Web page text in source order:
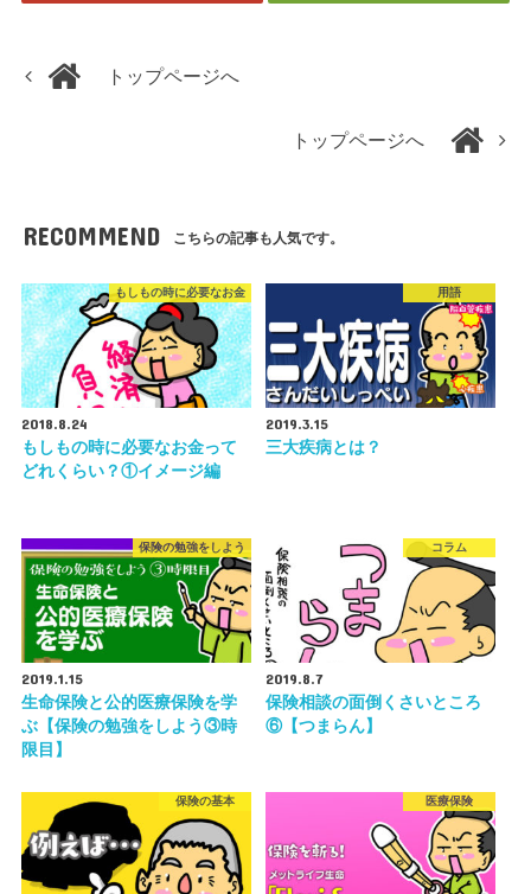
トップページへ
トップページへ
RECOMMEND こちらの記事も人気です。
もしもの時に必要なお金
2018.8.24
もしもの時に必要なお金って
どれくらい？①イメージ編
用語
2019.3.15
三大疾病とは？
保険の勉強をしよう
2019.1.15
生命保険と公的医療保険を学
ぶ【保険の勉強をしよう③時
限目】
コラム
2019.8.7
保険相談の面倒くさいところ
⑥【つまらん】
保険の基本 医療保険